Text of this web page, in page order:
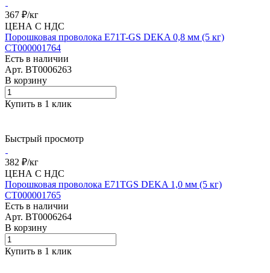
367 ₽/кг
ЦЕНА С НДС
Порошковая проволока E71T-GS DEKA 0,8 мм (5 кг)
СТ000001764
Есть в наличии
Арт. BT0006263
В корзину
Купить в 1 клик
Быстрый просмотр
382 ₽/кг
ЦЕНА С НДС
Порошковая проволока E71TGS DEKA 1,0 мм (5 кг)
СТ000001765
Есть в наличии
Арт. BT0006264
В корзину
Купить в 1 клик